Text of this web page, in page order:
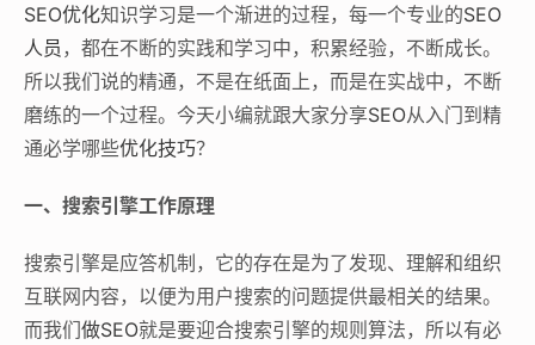
SEO优化知识学习是一个渐进的过程，每一个专业的SEO
人员 ，都在不断的实践和学习中，积累经验，不断成长。
所以我们说的精通，不是在纸面上，而是在实战中，不断
磨练的一个过程。今天小编就跟大家分享SEO从入门到精
通必学哪些优化技巧？
一、搜索引擎工作原理
搜索引擎是应答机制，它的存在是为了发现、理解和组织
互联网内容，以便为用户搜索的问题提供最相关的结果。
而我们做SEO就是要迎合搜索引擎的规则算法，所以有必